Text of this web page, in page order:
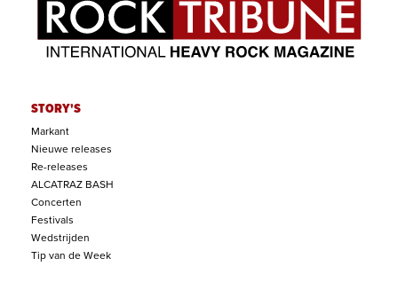
STORY'S
Markant
Nieuwe releases
Re-releases
ALCATRAZ BASH
Concerten
Festivals
Wedstrijden
Tip van de Week